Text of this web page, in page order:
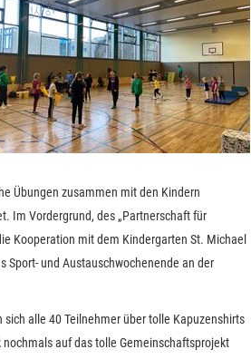
Übungen zusammen mit den Kindern
Im Vordergrund, des „Partnerschaft für
Kooperation mit dem Kindergarten St. Michael
Sport- und Austauschwochenende an der
alle 40 Teilnehmer über tolle Kapuzenshirts
auf das tolle Gemeinschaftsprojekt